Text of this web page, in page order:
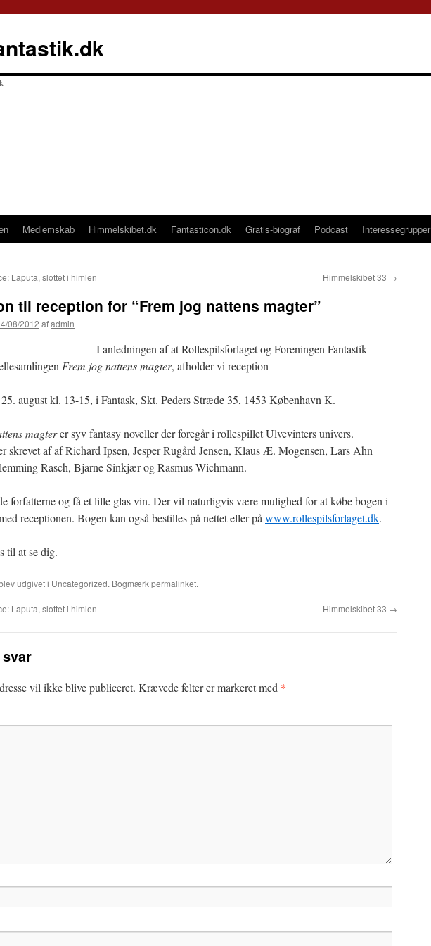
Medlemskab Himmelskibet.dk Fantasticon.dk Gratis-biograf Podcast Interessegrupper
Laputa, slottet i himlen Himmelskibet 33 →
til reception for “Frem jog nattens magter”
08/2012 afadmin
I anledningen af at Rollespilsforlaget og Foreningen Fantastik
Frem jog nattens magter, afholder vi reception
august kl. 13-15, i Fantask, Skt. Peders Stræde 35, 1453 København K.
magterer syv fantasy noveller der foregår i rollespillet Ulvevinters univers.
skrevet af af Richard Ipsen, Jesper Rugård Jensen, Klaus Æ. Mogensen, Lars Ahn
Rasch, Bjarne Sinkjær og Rasmus Wichmann.
forfatterne og få et lille glas vin. Der vil naturligvis være mulighed for at købe bogen i
receptionen. Bogen kan også bestilles på nettet eller på www.rollespilsforlaget.dk.
til at se dig.
udgivet i Uncategorized. Bogmærkpermalinket.
Laputa, slottet i himlen Himmelskibet 33 →
vil ikke blive publiceret. Krævede felter er markeret med *